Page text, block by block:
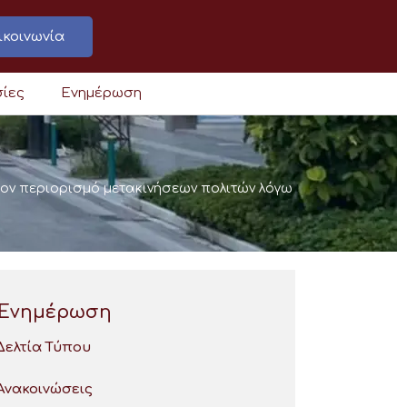
Ενημέρωση
περιορισμό μετακινήσεων πολιτών λόγω
Ενημέρωση
Τύπου